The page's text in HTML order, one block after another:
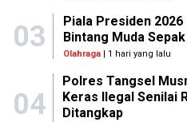
03
Piala Presiden
Bintang Muda
Olahraga| 1 hari yang lalu
04
Polres Tangsel
Keras Ilegal Senilai
Ditangkap